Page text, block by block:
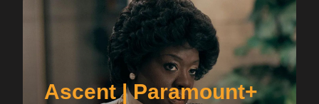
Ascent | Paramount+